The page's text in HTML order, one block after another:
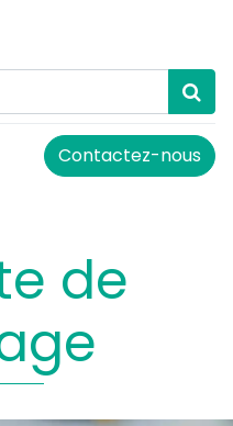
Contactez-nous
de